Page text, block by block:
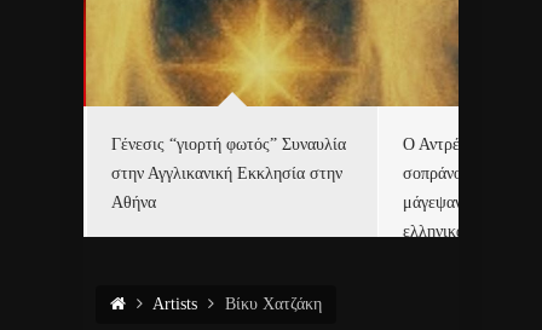
Γένεσις “γιορτή φωτός” Συναυλία
στην Αγγλικανική Εκκλησία στην
Αθήνα
Ο Αντρέ Ριέ και η
σοπράνο Χριστίνα
μάγεψαν το
ελληνικά κάλαντα!
Artists Βίκυ Χατζάκη